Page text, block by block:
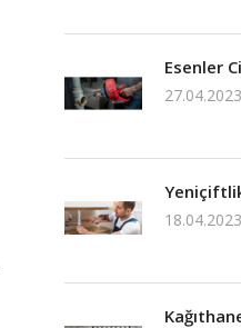
Esenler
27.04.2023
18.04.2023